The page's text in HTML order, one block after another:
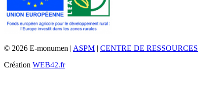
© 2026 E-monumen | ASPM | CENTRE DE RESSOURCES
Création WEB42.fr